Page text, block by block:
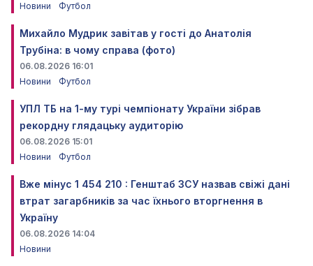
Новини
Футбол
Михайло Мудрик завітав у гості до Анатолія
Трубіна: в чому справа (фото)
06.08.2026 16:01
Новини
Футбол
УПЛ ТБ на 1-му турі чемпіонату України зібрав
рекордну глядацьку аудиторію
06.08.2026 15:01
Новини
Футбол
Вже мінус 1 454 210 : Генштаб ЗСУ назвав свіжі дані
втрат загарбників за час їхнього вторгнення в
Україну
06.08.2026 14:04
Новини